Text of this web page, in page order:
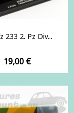
233 2. Pz Div...
Prix
19,00 €